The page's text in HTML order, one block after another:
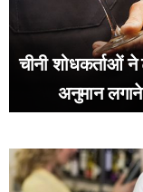
चीनी शोधकर्ताओं
अनुमान